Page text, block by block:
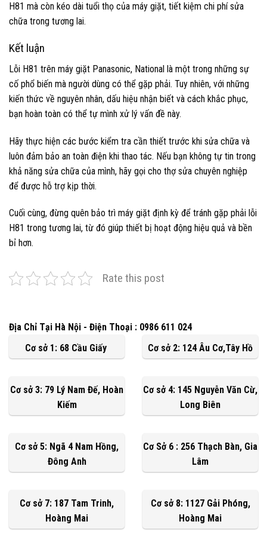
H81 mà còn kéo dài tuổi thọ của máy giặt, tiết kiệm chi phí sửa
chữa trong tương lai.
Kết luận
Lỗi H81 trên máy giặt Panasonic, National là một trong những sự
cố phổ biến mà người dùng có thể gặp phải. Tuy nhiên, với những
kiến thức về nguyên nhân, dấu hiệu nhận biết và cách khắc phục,
bạn hoàn toàn có thể tự mình xử lý vấn đề này.
Hãy thực hiện các bước kiểm tra cần thiết trước khi sửa chữa và
luôn đảm bảo an toàn điện khi thao tác. Nếu bạn không tự tin trong
khả năng sửa chữa của mình, hãy gọi cho thợ sửa chuyên nghiệp
để được hỗ trợ kịp thời.
Cuối cùng, đừng quên bảo trì máy giặt định kỳ để tránh gặp phải lỗi
H81 trong tương lai, từ đó giúp thiết bị hoạt động hiệu quả và bền
bỉ hơn.
Rate this post
Địa Chỉ Tại Hà Nội - Điện Thoại : 0986 611 024
Cơ sở 1: 68 Cầu Giấy
Cơ sở 2: 124 Âu Cơ,Tây Hồ
Cơ sở 3: 79 Lý Nam Đế, Hoàn
Kiếm
Cơ sở 4: 145 Nguyễn Văn Cừ,
Long Biên
Cơ sở 5: Ngã 4 Nam Hồng,
Đông Anh
Cơ Sở 6 : 256 Thạch Bàn, Gia
Lâm
Cơ sở 7: 187 Tam Trinh,
Hoàng Mai
Cơ sở 8: 1127 Gải Phóng,
Hoàng Mai